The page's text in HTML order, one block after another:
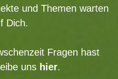
und Themen warten
Dich.
Fragen hast
uns hier.